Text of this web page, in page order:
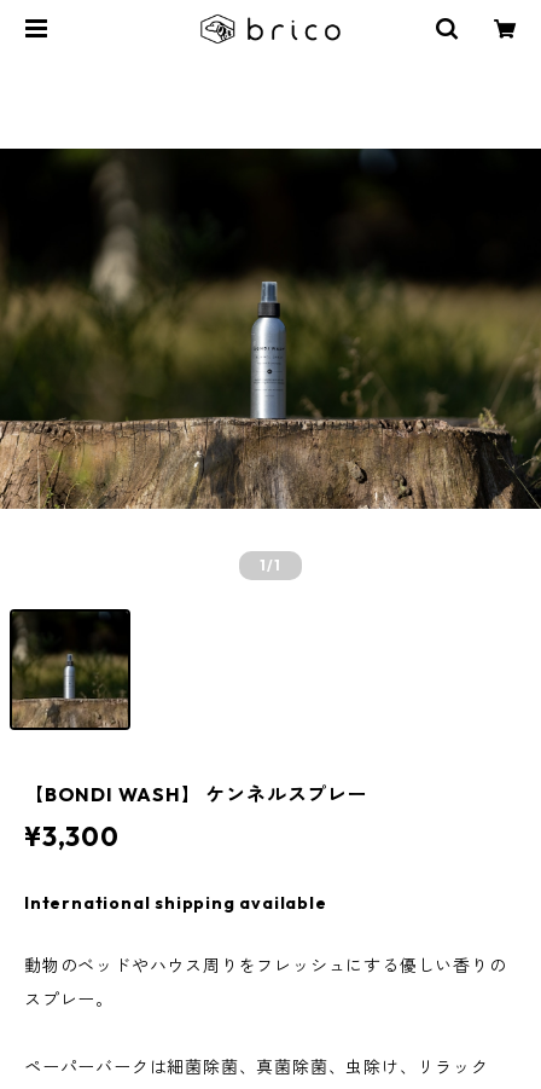
1/1
【BONDI WASH】 ケンネルスプレー
¥3,300
International shipping available
動物のベッドやハウス周りをフレッシュにする優しい香りの
スプレー。
ペーパーバークは細菌除菌、真菌除菌、虫除け、リラック